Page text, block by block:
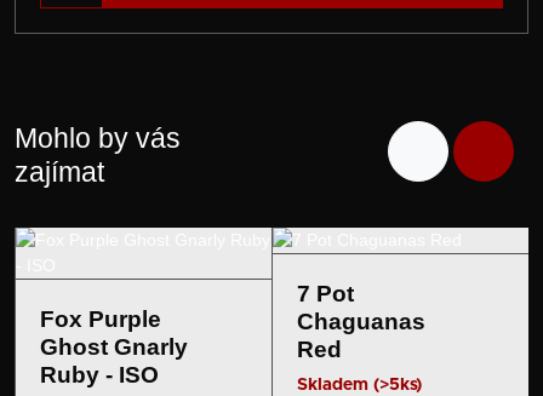
Mohlo by vás
zajímat
Fox Purple
Ghost Gnarly
Ruby - ISO
7 Pot
Chaguanas
Red
Skladem (>5ks)